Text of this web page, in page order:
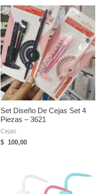
Set Diseño De Cejas Set 4
Piezas – 3621
Cejas
$ 100,00